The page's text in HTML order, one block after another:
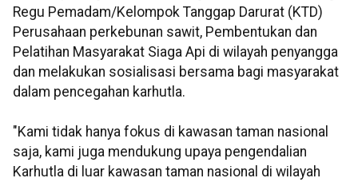
Regu Pemadam/Kelompok Tanggap Darurat (KTD)
Perusahaan perkebunan sawit, Pembentukan dan
Pelatihan Masyarakat Siaga Api di wilayah penyangga
dan melakukan sosialisasi bersama bagi masyarakat
dalam pencegahan karhutla.
"Kami tidak hanya fokus di kawasan taman nasional
saja, kami juga mendukung upaya pengendalian
Karhutla di luar kawasan taman nasional di wilayah